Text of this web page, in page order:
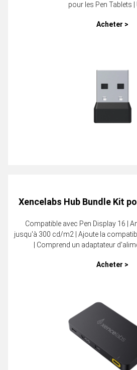
pour les Pen Tablets |
Acheter >
Xencelabs Hub Bundle Kit
Compatible avec Pen Display 16 |
jusqu'à 300 cd/m2 | Ajoute la
| Comprend un adaptateur
Acheter >